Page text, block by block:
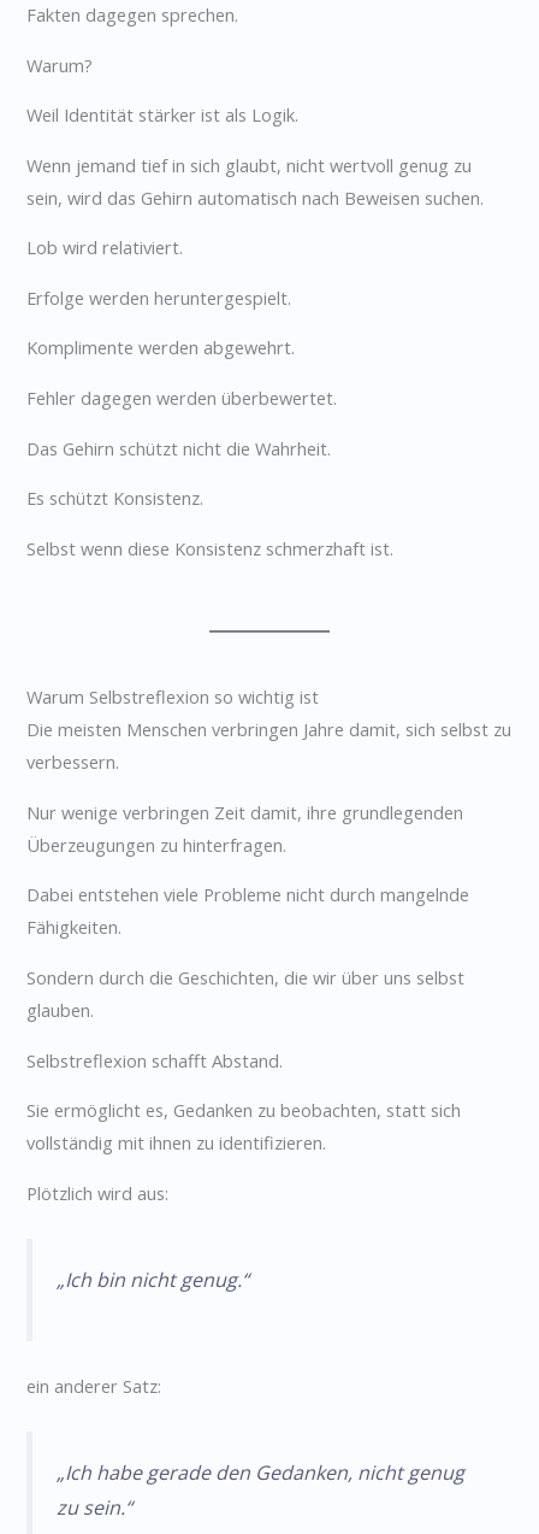
Fakten dagegen sprechen.
Warum?
Weil Identität stärker ist als Logik.
Wenn jemand tief in sich glaubt, nicht wertvoll genug zu
sein, wird das Gehirn automatisch nach Beweisen suchen.
Lob wird relativiert.
Erfolge werden heruntergespielt.
Komplimente werden abgewehrt.
Fehler dagegen werden überbewertet.
Das Gehirn schützt nicht die Wahrheit.
Es schützt Konsistenz.
Selbst wenn diese Konsistenz schmerzhaft ist.
Warum Selbstreflexion so wichtig ist
Die meisten Menschen verbringen Jahre damit, sich selbst zu
verbessern.
Nur wenige verbringen Zeit damit, ihre grundlegenden
Überzeugungen zu hinterfragen.
Dabei entstehen viele Probleme nicht durch mangelnde
Fähigkeiten.
Sondern durch die Geschichten, die wir über uns selbst
glauben.
Selbstreflexion schafft Abstand.
Sie ermöglicht es, Gedanken zu beobachten, statt sich
vollständig mit ihnen zu identifizieren.
Plötzlich wird aus:
„Ich bin nicht genug.“
ein anderer Satz:
„Ich habe gerade den Gedanken, nicht genug
zu sein.“